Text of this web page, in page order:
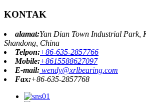
KONTAK
alamat:Yan Dian Town Industrial Park,
Shandong, China
Telpon:+86-635-2857766
Mobile:+8615588627097
E-mail: wendy@xrlbearing.com
Fax:+86-635-2857768